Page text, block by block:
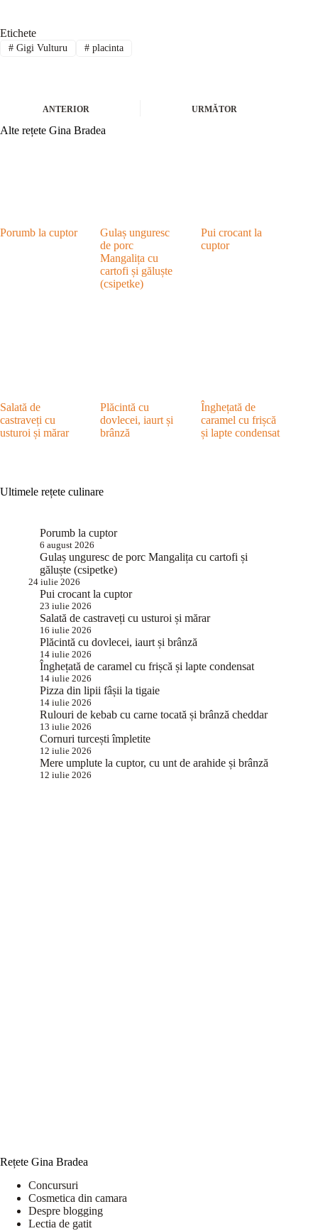
Etichete
#Gigi Vulturu #placinta
ANTERIOR URMĂTOR
Alte rețete Gina Bradea
Porumb la cuptor
Gulaș unguresc
de porc
Mangalița cu
cartofi și găluște
(csipetke)
Pui crocant la
cuptor
Salată de
castraveți cu
usturoi și mărar
Plăcintă cu
dovlecei, iaurt și
brânză
Înghețată de
caramel cu frișcă
și lapte condensat
Ultimele rețete culinare
Porumb la cuptor
6 august 2026
Gulaș unguresc de porc Mangalița cu cartofi și
găluște (csipetke)
24 iulie 2026
Pui crocant la cuptor
23 iulie 2026
Salată de castraveți cu usturoi și mărar
16 iulie 2026
Plăcintă cu dovlecei, iaurt și brânză
14 iulie 2026
Înghețată de caramel cu frișcă și lapte condensat
14 iulie 2026
Pizza din lipii fâșii la tigaie
14 iulie 2026
Rulouri de kebab cu carne tocată și brânză cheddar
13 iulie 2026
Cornuri turcești împletite
12 iulie 2026
Mere umplute la cuptor, cu unt de arahide și brânză
12 iulie 2026
Rețete Gina Bradea
Concursuri
Cosmetica din camara
Despre blogging
Lectia de gatit